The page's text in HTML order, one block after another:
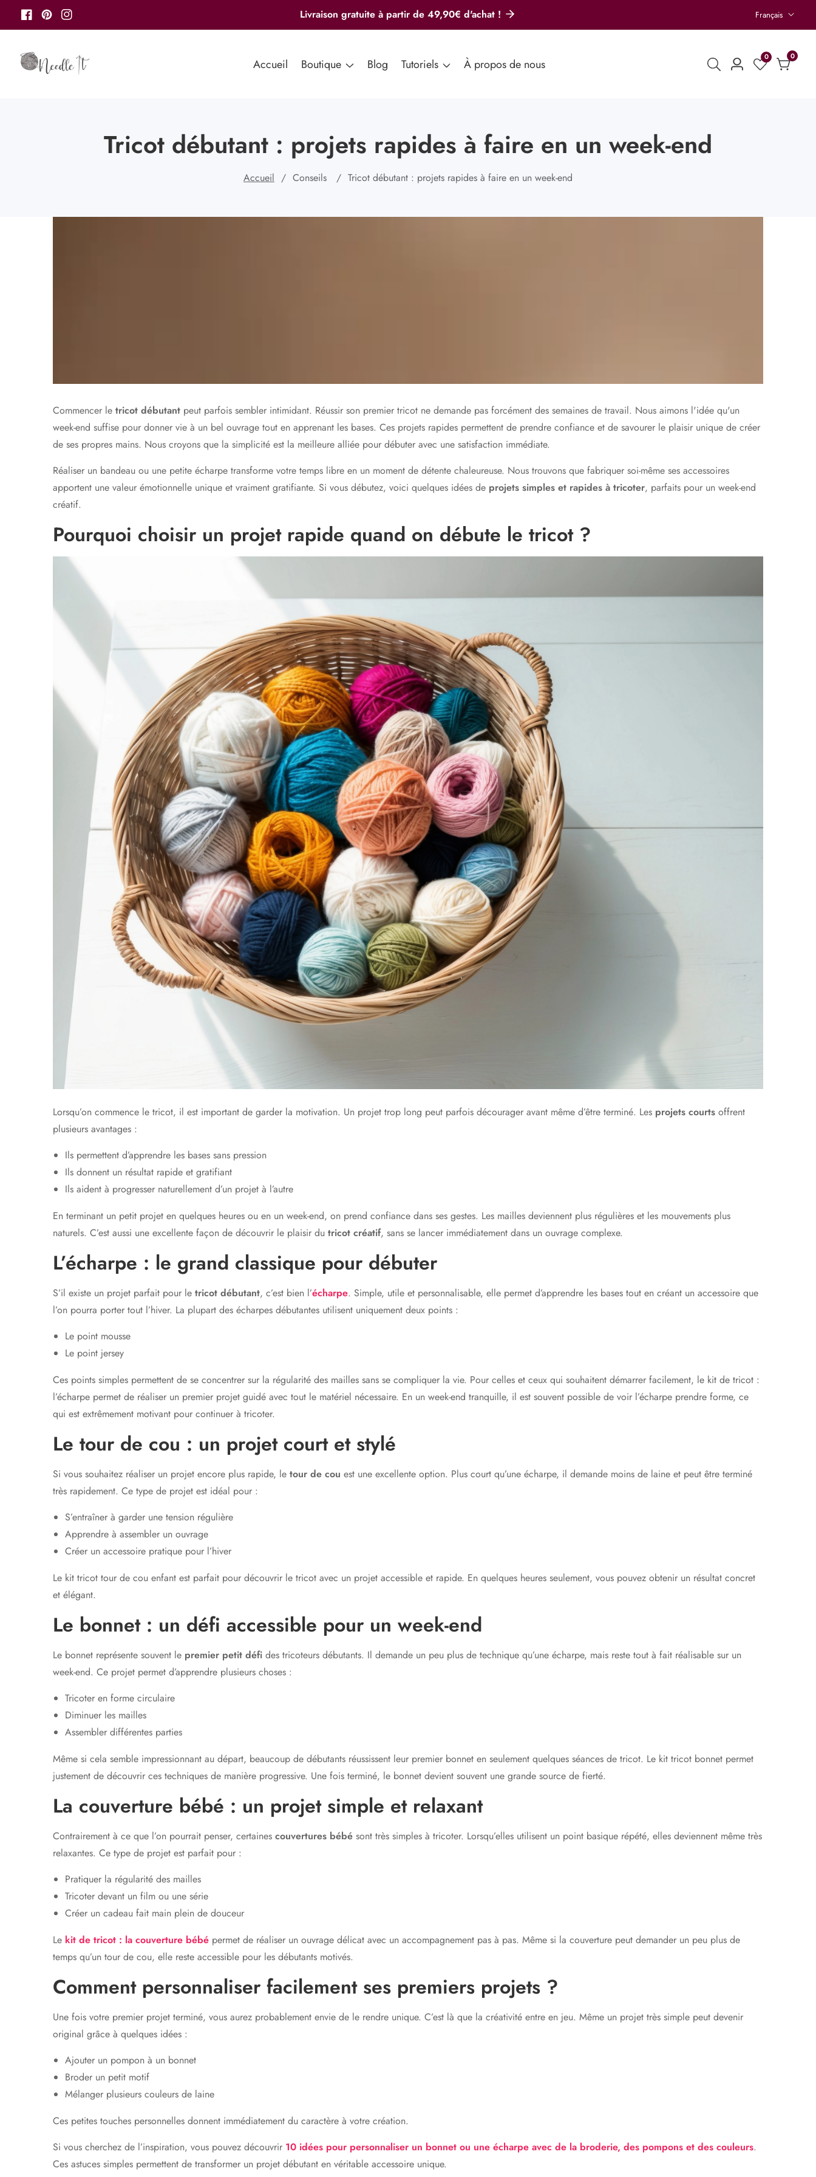
FacebookPinterestInstagram Livraison gratuite à partir de 49,90€ d'achat ! Français
Accueil Boutique Blog Tutoriels À propos de nous
Se
0 00
article
Tricot débutant : projets rapides à faire en un week-end
Accueil Conseils Tricot débutant : projets rapides à faire en un week-end
Commencer le tricot débutant peut parfois sembler intimidant. Réussir son premier tricot ne demande pas forcément des semaines de travail. Nous aimons l'idée qu'un
week-end suffise pour donner vie à un bel ouvrage tout en apprenant les bases. Ces projets rapides permettent de prendre confiance et de savourer le plaisir unique de créer
de ses propres mains. Nous croyons que la simplicité est la meilleure alliée pour débuter avec une satisfaction immédiate.
Réaliser un bandeau ou une petite écharpe transforme votre temps libre en un moment de détente chaleureuse. Nous trouvons que fabriquer soi-même ses accessoires
apportent une valeur émotionnelle unique et vraiment gratifiante. Si vous débutez, voici quelques idées de projets simples et rapides à tricoter, parfaits pour un week-end
créatif.
Pourquoi choisir un projet rapide quand on débute le tricot ?
Lorsqu’on commence le tricot, il est important de garder la motivation. Un projet trop long peut parfois décourager avant même d’être terminé. Les projets courts offrent
plusieurs avantages :
Ils permettent d’apprendre les bases sans pression
Ils donnent un résultat rapide et gratifiant
Ils aident à progresser naturellement d’un projet à l’autre
En terminant un petit projet en quelques heures ou en un week-end, on prend confiance dans ses gestes. Les mailles deviennent plus régulières et les mouvements plus
naturels. C’est aussi une excellente façon de découvrir le plaisir du tricot créatif, sans se lancer immédiatement dans un ouvrage complexe.
L’écharpe : le grand classique pour débuter
S’il existe un projet parfait pour le tricot débutant, c’est bien l’écharpe. Simple, utile et personnalisable, elle permet d’apprendre les bases tout en créant un accessoire que
l’on pourra porter tout l’hiver. La plupart des écharpes débutantes utilisent uniquement deux points :
Le point mousse
Le point jersey
Ces points simples permettent de se concentrer sur la régularité des mailles sans se compliquer la vie. Pour celles et ceux qui souhaitent démarrer facilement, le kit de tricot :
l’écharpe permet de réaliser un premier projet guidé avec tout le matériel nécessaire. En un week-end tranquille, il est souvent possible de voir l’écharpe prendre forme, ce
qui est extrêmement motivant pour continuer à tricoter.
Le tour de cou : un projet court et stylé
Si vous souhaitez réaliser un projet encore plus rapide, le tour de cou est une excellente option. Plus court qu’une écharpe, il demande moins de laine et peut être terminé
très rapidement. Ce type de projet est idéal pour :
S’entraîner à garder une tension régulière
Apprendre à assembler un ouvrage
Créer un accessoire pratique pour l’hiver
Le kit tricot tour de cou enfant est parfait pour découvrir le tricot avec un projet accessible et rapide. En quelques heures seulement, vous pouvez obtenir un résultat concret
et élégant.
Le bonnet : un défi accessible pour un week-end
Le bonnet représente souvent le premier petit défi des tricoteurs débutants. Il demande un peu plus de technique qu’une écharpe, mais reste tout à fait réalisable sur un
week-end. Ce projet permet d’apprendre plusieurs choses :
Tricoter en forme circulaire
Diminuer les mailles
Assembler différentes parties
Même si cela semble impressionnant au départ, beaucoup de débutants réussissent leur premier bonnet en seulement quelques séances de tricot. Le kit tricot bonnet permet
justement de découvrir ces techniques de manière progressive. Une fois terminé, le bonnet devient souvent une grande source de fierté.
La couverture bébé : un projet simple et relaxant
Contrairement à ce que l’on pourrait penser, certaines couvertures bébé sont très simples à tricoter. Lorsqu’elles utilisent un point basique répété, elles deviennent même très
relaxantes. Ce type de projet est parfait pour :
Pratiquer la régularité des mailles
Tricoter devant un film ou une série
Créer un cadeau fait main plein de douceur
Le kit de tricot : la couverture bébé permet de réaliser un ouvrage délicat avec un accompagnement pas à pas. Même si la couverture peut demander un peu plus de
temps qu’un tour de cou, elle reste accessible pour les débutants motivés.
Comment personnaliser facilement ses premiers projets ?
Une fois votre premier projet terminé, vous aurez probablement envie de le rendre unique. C’est là que la créativité entre en jeu. Même un projet très simple peut devenir
original grâce à quelques idées :
Ajouter un pompon à un bonnet
Broder un petit motif
Mélanger plusieurs couleurs de laine
Ces petites touches personnelles donnent immédiatement du caractère à votre création.
Si vous cherchez de l’inspiration, vous pouvez découvrir 10 idées pour personnaliser un bonnet ou une écharpe avec de la broderie, des pompons et des couleurs.
Ces astuces simples permettent de transformer un projet débutant en véritable accessoire unique.